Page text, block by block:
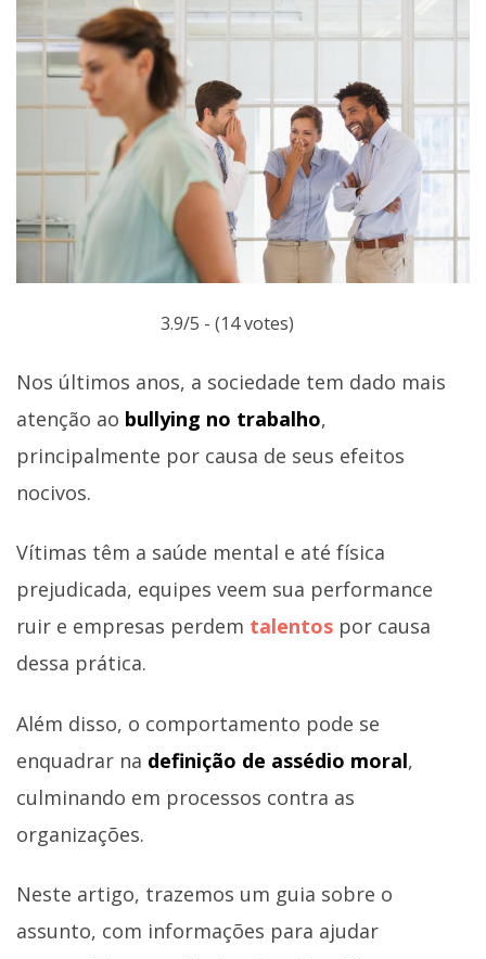
3.9/5 - (14 votes)
Nos últimos anos, a sociedade tem dado mais
atenção ao bullying no trabalho,
principalmente por causa de seus efeitos
nocivos.
Vítimas têm a saúde mental e até física
prejudicada, equipes veem sua performance
ruir e empresas perdem talentos por causa
dessa prática.
Além disso, o comportamento pode se
enquadrar na definição de assédio moral,
culminando em processos contra as
organizações.
Neste artigo, trazemos um guia sobre o
assunto, com informações para ajudar